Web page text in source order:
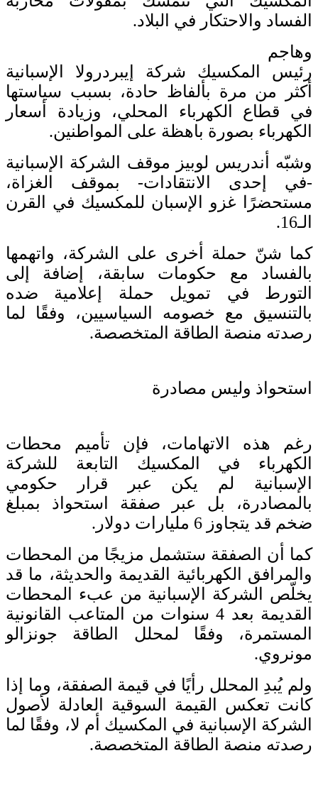
الفساد والاحتكار في البلاد.
وهاجم
رئيس المكسيك شركة إيبردرولا الإسبانية
أكثر من مرة بألفاظ حادة، بسبب سياستها
في قطاع الكهرباء المحلي، وزيادة أسعار
الكهرباء بصورة باهظة على المواطنين.
وشبّه أندريس لوبيز موقف الشركة الإسبانية
-في إحدى الانتقادات- بموقف الغزاة،
مستحضرًا غزو الإسبان للمكسيك في القرن
الـ16.
كما شنّ حملة أخرى على الشركة، واتهمها
بالفساد مع حكومات سابقة، إضافة إلى
التورط في تمويل حملة إعلامية ضده
بالتنسيق مع خصومه السياسيين، وفقًا لما
رصدته منصة الطاقة المتخصصة.
استحواذ وليس مصادرة
رغم هذه الاتهامات، فإن تأميم محطات
الكهرباء في المكسيك التابعة للشركة
الإسبانية لم يكن عبر قرار حكومي
بالمصادرة، بل عبر صفقة استحواذ بمبلغ
ضخم قد يتجاوز 6 مليارات دولار.
كما أن الصفقة ستشمل مزيجًا من المحطات
والمرافق الكهربائية القديمة والحديثة، ما قد
يخلّص الشركة الإسبانية من عبء المحطات
القديمة بعد 4 سنوات من المتاعب القانونية
المستمرة، وفقًا لمحلل الطاقة جونزالو
مونروي.
ولم يُبدِ المحلل رأيًا في قيمة الصفقة، وما إذا
كانت تعكس القيمة السوقية العادلة لأصول
الشركة الإسبانية في المكسيك أم لا، وفقًا لما
رصدته منصة الطاقة المتخصصة.